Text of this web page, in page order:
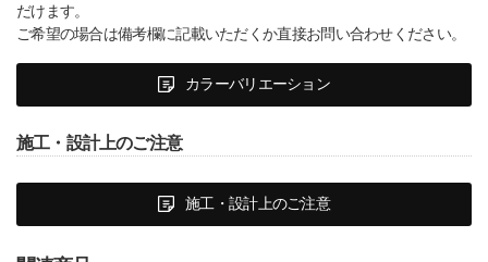
だけます。
ご希望の場合は備考欄に記載いただくか直接お問い合わせください。
カラーバリエーション
施工・設計上のご注意
施工・設計上のご注意